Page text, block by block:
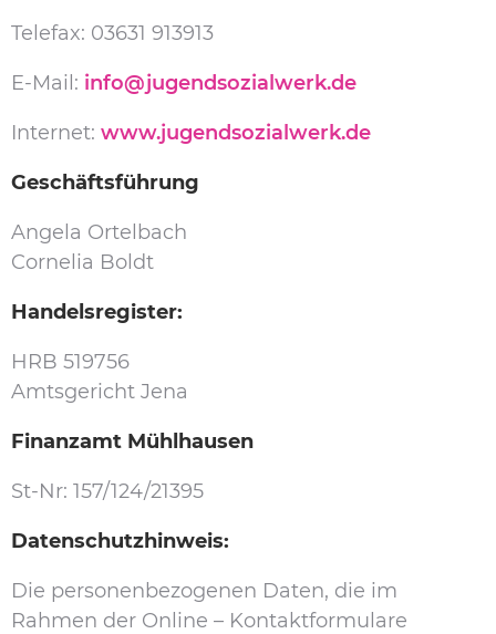
Telefax: 03631 913913
E-Mail: info@jugendsozialwerk.de
Internet: www.jugendsozialwerk.de
Geschäftsführung
Angela Ortelbach
Cornelia Boldt
Handelsregister:
HRB 519756
Amtsgericht Jena
Finanzamt Mühlhausen
St-Nr: 157/124/21395
Datenschutzhinweis:
Die personenbezogenen Daten, die im
Rahmen der Online – Kontaktformulare